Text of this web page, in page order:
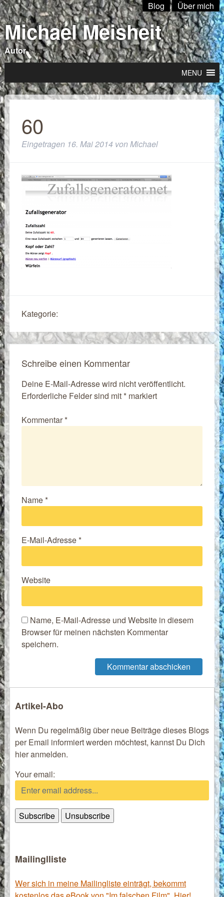
Blog Über mich
Michael Meisheit
Autor
MENU
60
Eingetragen 16. Mai 2014 vonMichael
Kategorie:
Schreibe einen Kommentar
Deine E-Mail-Adresse wird nicht veröffentlicht.
Erforderliche Felder sind mit*markiert
Kommentar*
Name*
E-Mail-Adresse*
Website
Name, E-Mail-Adresse und Website in diesem
Browser für meinen nächsten Kommentar
speichern.
Artikel-Abo
Wenn Du regelmäßig über neue Beiträge dieses Blogs
per Email informiert werden möchtest, kannst Du Dich
hier anmelden.
Your email:
Mailinglliste
Wer sich in meine Mailingliste einträgt, bekommt